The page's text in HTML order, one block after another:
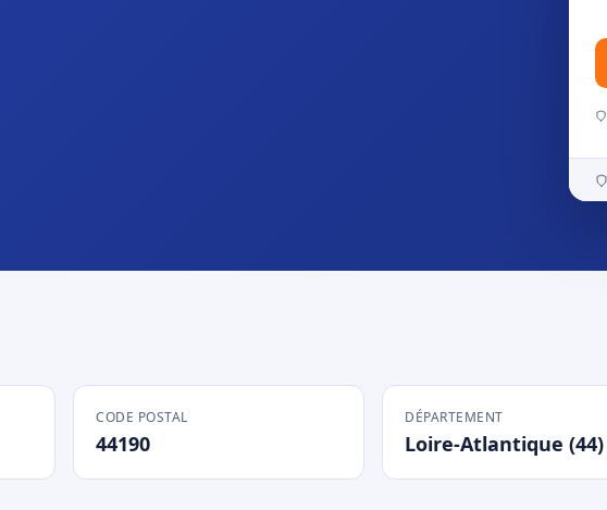
CODE POSTAL
44190
DÉPARTEMENT
Loire-Atlantique (44)